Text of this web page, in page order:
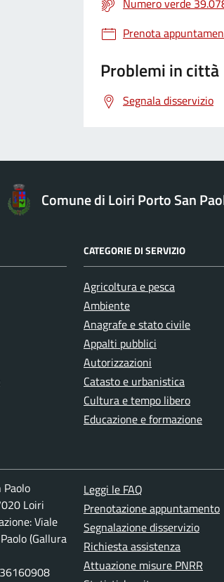
Numero verde
Prenota
Problemi in città
Segnala disservizio
Comune di Loiri Porto San
CATEGORIE DI SERVIZIO
Agricoltura e pesca
Ambiente
Anagrafe e stato civile
Appalti pubblici
Autorizzazioni
Catasto e urbanistica
Cultura e tempo libero
Educazione e formazione
Paolo
Loiri
Viale
(Gallura
Leggi le FAQ
Prenotazione appuntamento
Segnalazione disservizio
Richiesta assistenza
Attuazione misure PNRR